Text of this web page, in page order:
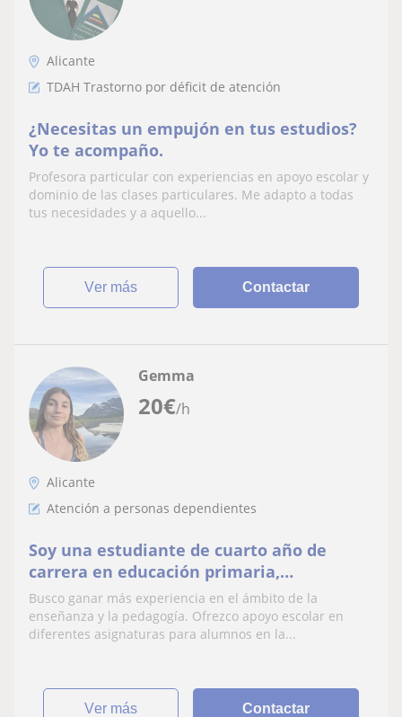
Alicante
TDAH Trastorno por déficit de atención
¿Necesitas un empujón en tus estudios?
Yo te acompaño.
Profesora particular con experiencias en apoyo escolar y
dominio de las clases particulares. Me adapto a todas
tus necesidades y a aquello...
ver más Contactar
20€/h
Gemma
Alicante
Atención a personas dependientes
Soy una estudiante de cuarto año de
carrera en educación primaria,
especializada en pedagogía terapéutica.
Busco ganar más experiencia en el ámbito de la
enseñanza y la pedagogía. Ofrezco apoyo escolar en
diferentes asignaturas para alumnos en la...
ver más Contactar